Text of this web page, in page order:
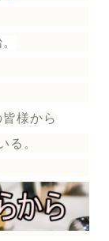
皆様から
る。